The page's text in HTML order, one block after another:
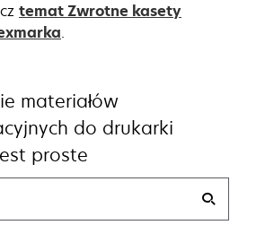
temat Zwrotne kasety
.
materiałów
do drukarki
proste